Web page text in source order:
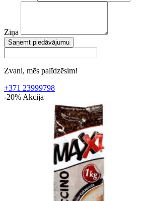
Ziņa
Saņemt piedāvājumu
Zvani, mēs palīdzēsim!
+371 23999798
-20% Akcija